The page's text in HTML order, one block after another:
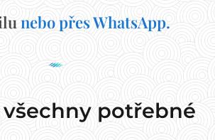
nebopřes WhatsApp.
potřebné